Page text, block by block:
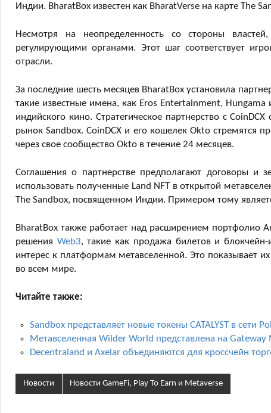
Индии. BharatBox известен как BharatVerse на карте The
Несмотря на неопределенность со стороны
регулирующими органами. Этот шаг соответствует
отрасли.
За последние шесть месяцев BharatBox установила
такие известные имена, как Eros Entertainment,
индийского кино. Стратегическое партнерство с
рынок Sandbox. CoinDCX и его кошелек Okto стремятся
через свое сообщество Okto в течение 24 месяцев.
Соглашения о партнерстве предполагают договоры и
использовать полученные Land NFT в открытой
The Sandbox, посвященном Индии. Примером тому
BharatBox также работает над расширением
решения Web3, такие как продажа билетов и
интерес к платформам метавселенной. Это показывает
во всем мире.
Читайте также:
Sandbox представляет новые токены CATALYST в сети
Метавселенная Wilder World представлена ​​на Gateway
Decentraland и Axelar объединяются для кроссчейн
Новости Новости GameFi, Play To Earn и Metaverse